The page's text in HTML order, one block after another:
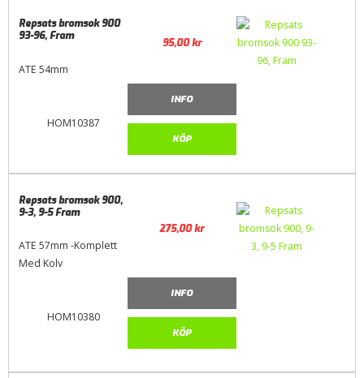
HOM10387
Repsats bromsok 900
93-96, Fram
ATE 54mm
95,00kr
INFO
KÖP
HOM10380
Repsats bromsok 900,
9-3, 9-5 Fram
ATE 57mm -Komplett
Med Kolv
275,00kr
INFO
KÖP